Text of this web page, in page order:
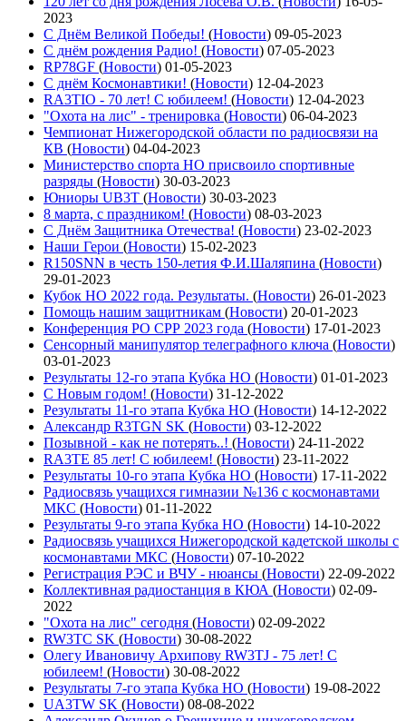
2023
С Днём Великой Победы! (Новости) 09-05-2023
С днём рождения Радио! (Новости) 07-05-2023
RP78GF (Новости) 01-05-2023
С днём Космонавтики! (Новости) 12-04-2023
RA3TIO - 70 лет! С юбилеем! (Новости) 12-04-2023
"Охота на лис" - тренировка (Новости) 06-04-2023
Чемпионат Нижегородской области по радиосвязи на
КВ (Новости) 04-04-2023
Министерство спорта НО присвоило спортивные
разряды (Новости) 30-03-2023
Юниоры UB3T (Новости) 30-03-2023
8 марта, с праздником! (Новости) 08-03-2023
С Днём Защитника Отечества! (Новости) 23-02-2023
Наши Герои (Новости) 15-02-2023
R150SNN в честь 150-летия Ф.И.Шаляпина (Новости)
29-01-2023
Кубок НО 2022 года. Результаты. (Новости) 26-01-2023
Помощь нашим защитникам (Новости) 20-01-2023
Конференция РО СРР 2023 года (Новости) 17-01-2023
Сенсорный манипулятор телеграфного ключа (Новости)
03-01-2023
Результаты 12-го этапа Кубка НО (Новости) 01-01-2023
С Новым годом! (Новости) 31-12-2022
Результаты 11-го этапа Кубка НО (Новости) 14-12-2022
Александр R3TGN SK (Новости) 03-12-2022
Позывной - как не потерять..! (Новости) 24-11-2022
RA3TE 85 лет! С юбилеем! (Новости) 23-11-2022
Результаты 10-го этапа Кубка НО (Новости) 17-11-2022
Радиосвязь учащихся гимназии №136 с космонавтами
МКС (Новости) 01-11-2022
Результаты 9-го этапа Кубка НО (Новости) 14-10-2022
Радиосвязь учащихся Нижегородской кадетской школы с
космонавтами МКС (Новости) 07-10-2022
Регистрация РЭС и ВЧУ - нюансы (Новости) 22-09-2022
Коллективная радиостанция в КЮА (Новости) 02-09-
2022
"Охота на лис" сегодня (Новости) 02-09-2022
RW3TC SK (Новости) 30-08-2022
Олегу Ивановичу Архипову RW3TJ - 75 лет! С
юбилеем! (Новости) 30-08-2022
Результаты 7-го этапа Кубка НО (Новости) 19-08-2022
UA3TW SK (Новости) 08-08-2022